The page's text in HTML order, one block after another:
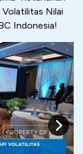
Nilai
Indonesia!